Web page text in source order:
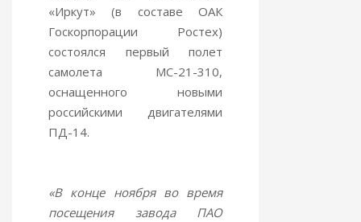
«Иркут» (в составе ОАК
Госкорпорации Ростех)
состоялся первый полет
самолета МС-21-310,
оснащенного новыми
российскими двигателями
ПД-14.
«В конце ноября во время
посещения завода ПАО